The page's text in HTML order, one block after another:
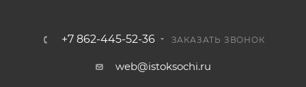
+7 862-445-52-36 ЗАКАЗАТЬ ЗВОНОК
web@istoksochi.ru